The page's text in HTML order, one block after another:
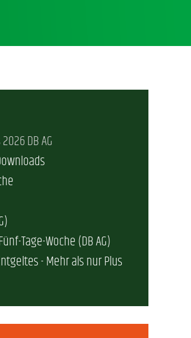
DB AG
Tage-Woche (DB AG)
- Mehr als nur Plus